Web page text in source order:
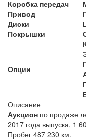
Коробка передач
Привод
Диски
Покрышки
Опции
Описание
Аукцион по продаже
2017 года выпуска, 1
Пробег 487 230 км.